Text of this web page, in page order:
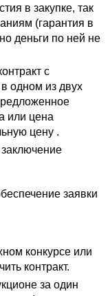
в закупке, так
(гарантия в
деньги по ней не
с
одном из двух
или цена
цену .
заявки
конкурсе или
контракт.
за один